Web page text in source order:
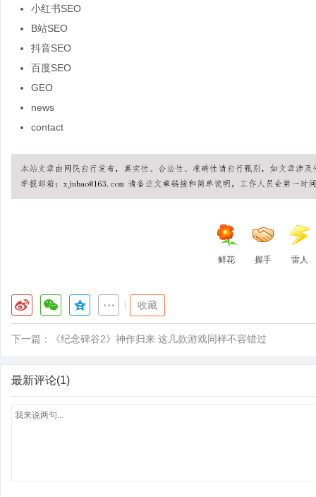
小红书SEO
B站SEO
抖音SEO
百度SEO
GEO
news
contact
鲜花 握手 雷人
收藏
下一篇： 《纪念碑谷2》神作归来 这几款游戏同样不容错过
最新评论(1)